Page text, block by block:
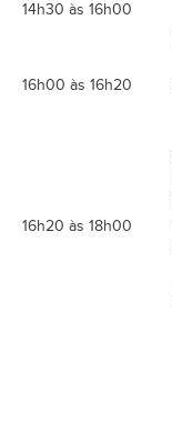
14h30 às 16h00
16h00 às 16h20
16h20 às 18h00